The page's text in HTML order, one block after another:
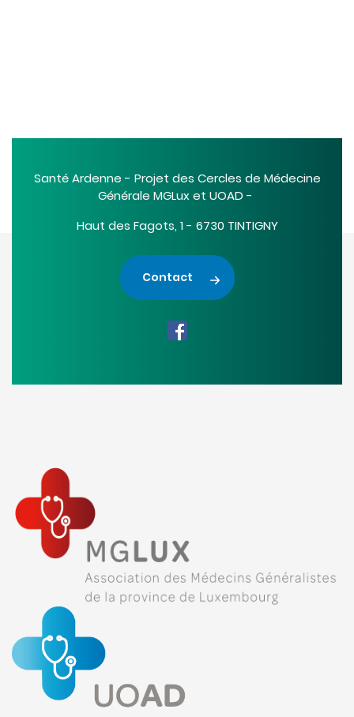
Santé Ardenne - Projet des Cercles de Médecine
Générale MGLux et UOAD -
Haut des Fagots, 1 - 6730 TINTIGNY
Contact